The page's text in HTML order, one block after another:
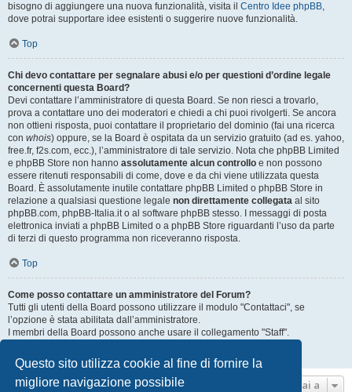
Questo sito utilizza cookie al fine di fornire la
migliore navigazione possibile
bisogno di aggiungere una nuova funzionalità, visita il Centro Idee phpBB,
dove potrai supportare idee esistenti o suggerire nuove funzionalità.
Top
Chi devo contattare per segnalare abusi e/o per questioni d’ordine legale
concernenti questa Board?
Devi contattare l’amministratore di questa Board. Se non riesci a trovarlo,
prova a contattare uno dei moderatori e chiedi a chi puoi rivolgerti. Se ancora
non ottieni risposta, puoi contattare il proprietario del dominio (fai una ricerca
con whois) oppure, se la Board è ospitata da un servizio gratuito (ad es. yahoo,
free.fr, f2s.com, ecc.), l’amministratore di tale servizio. Nota che phpBB Limited
e phpBB Store non hanno assolutamente alcun controllo e non possono
essere ritenuti responsabili di come, dove e da chi viene utilizzata questa
Board. È assolutamente inutile contattare phpBB Limited o phpBB Store in
relazione a qualsiasi questione legale non direttamente collegata al sito
phpBB.com, phpBB-Italia.it o al software phpBB stesso. I messaggi di posta
elettronica inviati a phpBB Limited o a phpBB Store riguardanti l’uso da parte
di terzi di questo programma non riceveranno risposta.
Top
Come posso contattare un amministratore del Forum?
Tutti gli utenti della Board possono utilizzare il modulo "Contattaci", se
l’opzione è stata abilitata dall’amministratore.
I membri della Board possono anche usare il collegamento "Staff".
Top
Vai a